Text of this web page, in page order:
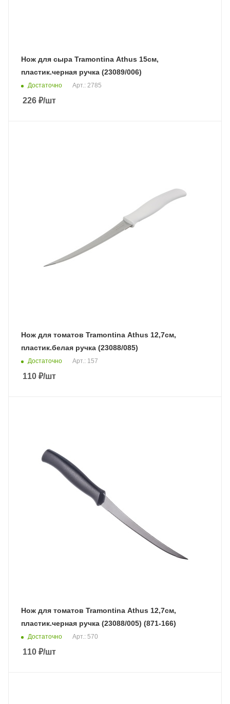
Нож для сыра Tramontina Athus 15см,
пластик.черная ручка (23089/006)
Достаточно Арт.: 2785
226 ₽/шт
Нож для томатов Tramontina Athus 12,7см,
пластик.белая ручка (23088/085)
Достаточно Арт.: 157
110 ₽/шт
Нож для томатов Tramontina Athus 12,7см,
пластик.черная ручка (23088/005) (871-166)
Достаточно Арт.: 570
110 ₽/шт